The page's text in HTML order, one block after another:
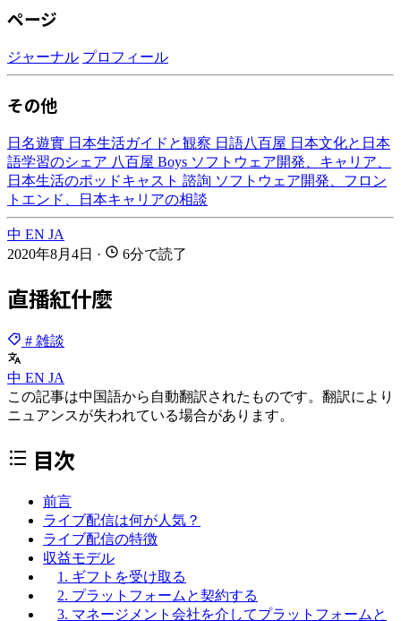
ページ
ジャーナル プロフィール
その他
日名遊實 日本生活ガイドと観察 日語八百屋 日本文化と日本
語学習のシェア 八百屋 Boys ソフトウェア開発、キャリア、
日本生活のポッドキャスト 諮詢 ソフトウェア開発、フロン
トエンド、日本キャリアの相談
中 EN JA
2020年8月4日 · 6分で読了
直播紅什麼
# 雑談
中 EN JA
この記事は中国語から自動翻訳されたものです。翻訳により
ニュアンスが失われている場合があります。
目次
前言
ライブ配信は何が人気？
ライブ配信の特徴
収益モデル
1. ギフトを受け取る
2. プラットフォームと契約する
3. マネージメント会社を介してプラットフォームと